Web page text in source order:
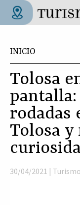
Pasar al contenido
INICIO
Tolosa
rodadas
Tolosa y
30/04/2021 | Turismo